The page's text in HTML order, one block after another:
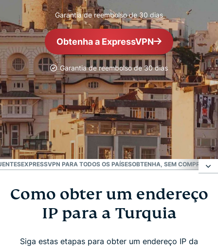
Garantia de reembolso de 30 dias
Obtenha a ExpressVPN
Garantia de reembolso de 30 dias
A VPN mais confiável
Melhor VPN para a
EXPRESSVPN PARA TODOS OS PAÍSESOBTENHA, SEM
Como obter um endereço IP para a Turquia
Por que usar uma VPN na Turquia?
Como obter um endereço
IP para a Turquia
Siga estas etapas para obter um endereço IP da